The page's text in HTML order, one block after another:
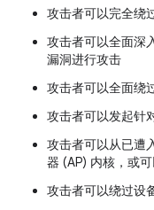
攻击者可以完全绕
攻击者可以全面深
漏洞进行攻击
攻击者可以全面绕
攻击者可以发起针
攻击者可以从已遭
器 (AP) 内核，或
攻击者可以绕过设